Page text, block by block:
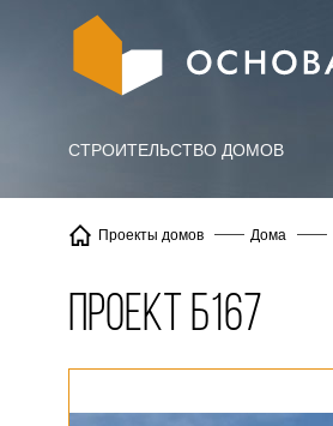
СТРОИТЕЛЬСТВО ДОМОВ
Проекты домов Дома
Проект Б167